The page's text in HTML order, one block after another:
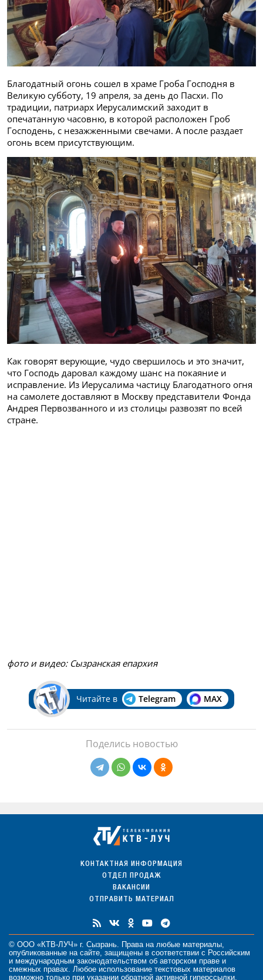
Благодатный огонь сошел в храме Гроба Господня в
Великую субботу, 19 апреля, за день до Пасхи. По
традиции, патриарх Иерусалимский заходит в
опечатанную часовню, в которой расположен Гроб
Господень, с незажженными свечами. А после раздает
огонь всем присутствующим.
Как говорят верующие, чудо свершилось и это значит,
что Господь даровал каждому шанс на покаяние и
исправление. Из Иерусалима частицу Благодатного огня
на самолете доставляют в Москву представители Фонда
Андрея Первозванного и из столицы развозят по всей
стране.
фото и видео: Сызранская епархия
Читайте в Telegram MAX
Поделись новостью
КОНТАКТНАЯ ИНФОРМАЦИЯ
ОТДЕЛ ПРОДАЖ
ВАКАНСИИ
ОТПРАВИТЬ МАТЕРИАЛ
© ООО «КТВ-ЛУЧ» г. Сызрань. Права на любые материалы,
опубликованные на сайте, защищены в соответствии с Российским
и международным законодательством об авторском праве и
смежных правах. Любое использование текстовых материалов
возможно только при указании обратной активной гиперссылки.